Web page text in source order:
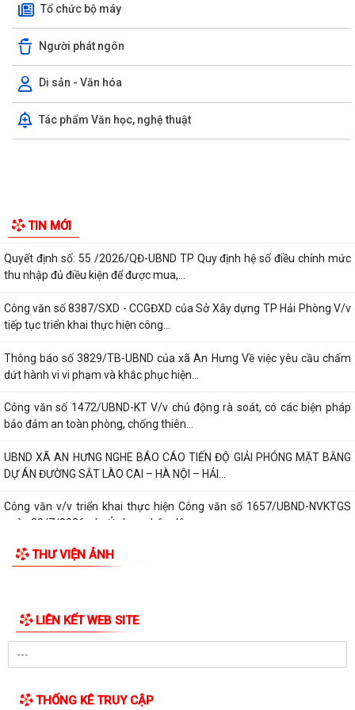
Tổ chức bộ máy
Người phát ngôn
Di sản - Văn hóa
Tác phẩm Văn học, nghệ thuật
TIN MỚI
Công văn v/v thực hiện liên thông dữ liệu khám sức khỏe định kỳ,
khám sàng lọc
Công văn số 186/KH- UBND Triển khai thực hiện Chương trình quốc gia
về an toàn trong sử dụng điện...
thu nhập đủ điều kiện để được mua,...
dứt hành vi vi phạm và khắc phục hiện...
Công văn số 1472/UBND-KT V/v chủ động rà soát, có các biện pháp
bảo đảm an toàn phòng, chống thiên...
UBND XÃ AN HƯNG NGHE BÁO CÁO TIẾN ĐỘ GIẢI PHÓNG MẶT BẰNG
DỰ ÁN ĐƯỜNG SẮT LÀO CAI – HÀ NỘI – HẢI...
Công văn v/v triển khai thực hiện Công văn số 1657/UBND-NVKTGS
ngày 30/7/2026 của Ủy ban nhân dân...
HỘI NGHỊ GIAO BAN DƯ LUẬN XÃ HỘI THÁNG 7/2026
Kế hoạch tăng cường thực thi hiệu quả Công ước về quyền của người
Công văn v/v giải quyết chế độ chính sách đối với người hoạt động
XÃ AN HƯNG TẬP TRUNG TRIỂN KHAI PHỔ CẬP GIÁO DỤC MẦM NON
ĐOÀN CÔNG TÁC SỞ NÔNG NGHIỆP VÀ MÔI TRƯỜNG KIỂM TRA HỒ SƠ